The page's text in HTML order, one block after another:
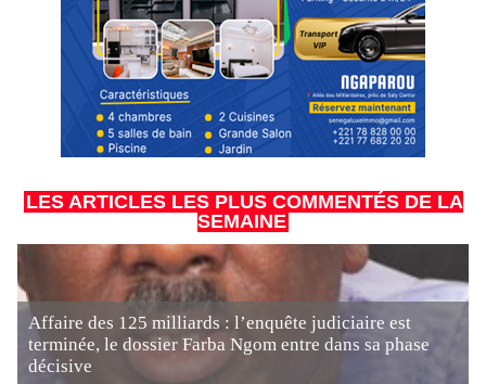
LES ARTICLES LES PLUS COMMENTÉS DE LA
SEMAINE
Affaire des 125 milliards : l’enquête judiciaire est
terminée, le dossier Farba Ngom entre dans sa phase
décisive